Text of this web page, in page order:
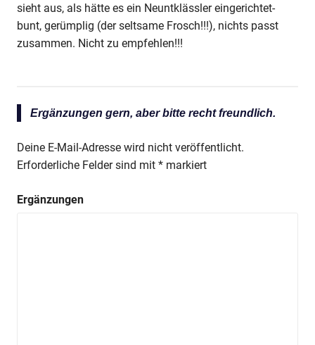
sieht aus, als hätte es ein Neuntklässler eingerichtet-
bunt, gerümplig (der seltsame Frosch!!!), nichts passt
zusammen. Nicht zu empfehlen!!!
Ergänzungen gern, aber bitte recht freundlich.
Deine E-Mail-Adresse wird nicht veröffentlicht.
Erforderliche Felder sind mit * markiert
Ergänzungen